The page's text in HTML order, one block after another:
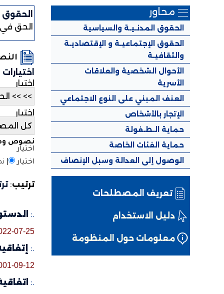
محاور
الحقوق المدنـيـة والسياسية
الحقوق الإجتماعيـة و الإقتصاديـة
والثقافيـة
الأحوال الشخصية والعلاقات
الأسرية
العنف المبني على النوع الاجتماعي
الإتجار بالأشخاص
حماية الـطـفولة
حماية الفئات الخاصة
الوصول إلى العدالة وسبل الإنصاف
تعريف المصطلحات
دليل الاستخدام
معلومات حول المنظومة
الحقوق
الحق
اختيارات
اختيار
اختيار
نصوص
اختيار
اختيار
ترتيب:
.:
07-25
.:
09-12
.: